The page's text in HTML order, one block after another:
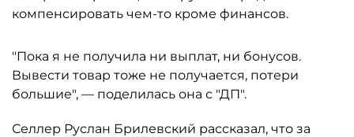
компенсировать чем-то кроме финансов.
"Пока я не получила ни выплат, ни бонусов.
Вывести товар тоже не получается, потери
большие", — поделилась она с "ДП".
Селлер Руслан Брилевский рассказал, что за